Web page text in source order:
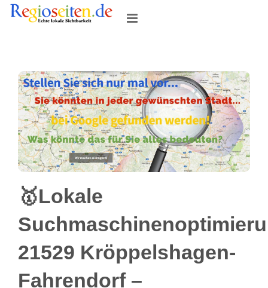
Skip
🥇Lokale
21529 Kröppelshagen-
Fahrendorf –